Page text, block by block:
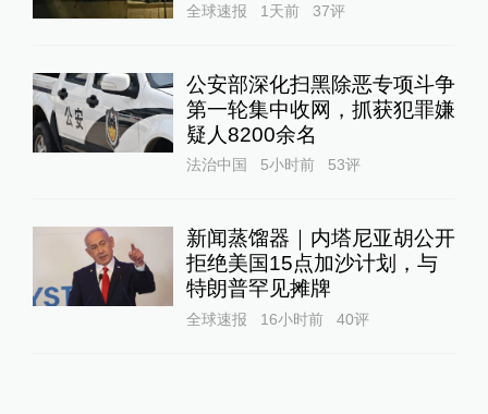
全球速报 1天前 37评
公安部深化扫黑除恶专项斗争
第一轮集中收网，抓获犯罪嫌
疑人8200余名
法治中国 5小时前 53评
新闻蒸馏器｜内塔尼亚胡公开
拒绝美国15点加沙计划，与
特朗普罕见摊牌
全球速报 16小时前 40评